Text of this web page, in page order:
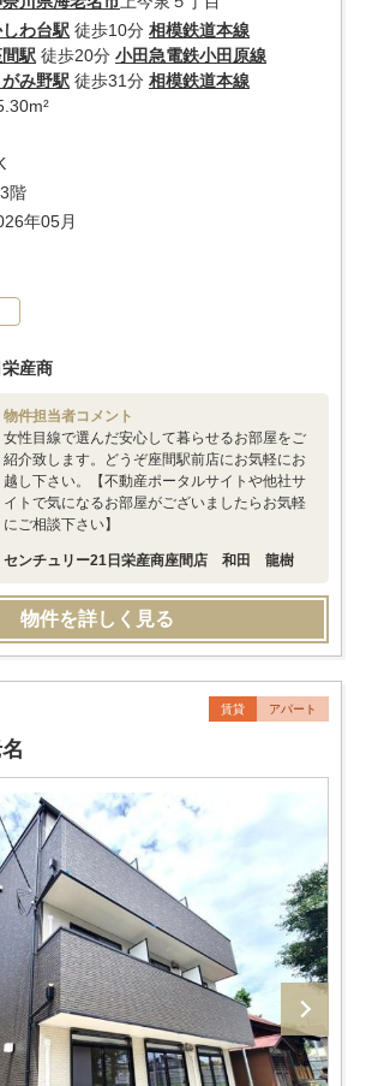
わ台駅 徒歩10分 相模鉄道本線
駅 徒歩20分 小田急電鉄小田原線
がみ野駅 徒歩31分 相模鉄道本線
階
年05月
産商
物件担当者コメント
女性目線で選んだ安心して暮らせるお部屋をご
紹介致します。どうぞ座間駅前店にお気軽にお
越し下さい。【不動産ポータルサイトや他社サ
イトで気になるお部屋がございましたらお気軽
にご相談下さい】
センチュリー21日栄産商座間店 和田 龍樹
物件を詳しく見る
賃貸 アパート